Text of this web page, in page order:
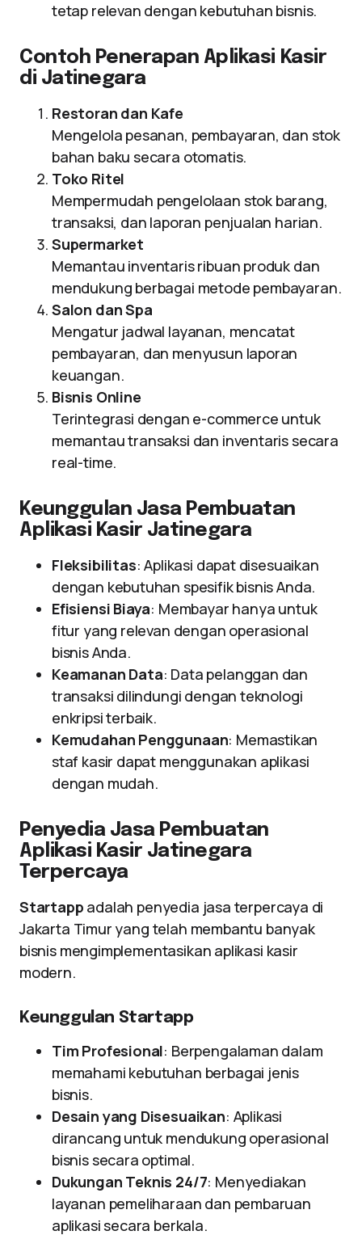
tetap relevan dengan kebutuhan bisnis.
Contoh Penerapan Aplikasi Kasir
di Jatinegara
Restoran dan Kafe
Mengelola pesanan, pembayaran, dan stok
bahan baku secara otomatis.
Toko Ritel
Mempermudah pengelolaan stok barang,
transaksi, dan laporan penjualan harian.
Supermarket
Memantau inventaris ribuan produk dan
mendukung berbagai metode pembayaran.
Salon dan Spa
Mengatur jadwal layanan, mencatat
pembayaran, dan menyusun laporan
keuangan.
Bisnis Online
Terintegrasi dengan e-commerce untuk
memantau transaksi dan inventaris secara
real-time.
Keunggulan Jasa Pembuatan
Aplikasi Kasir Jatinegara
Fleksibilitas: Aplikasi dapat disesuaikan
dengan kebutuhan spesifik bisnis Anda.
Efisiensi Biaya: Membayar hanya untuk
fitur yang relevan dengan operasional
bisnis Anda.
Keamanan Data: Data pelanggan dan
transaksi dilindungi dengan teknologi
enkripsi terbaik.
Kemudahan Penggunaan: Memastikan
staf kasir dapat menggunakan aplikasi
dengan mudah.
Penyedia Jasa Pembuatan
Aplikasi Kasir Jatinegara
Terpercaya
Startapp adalah penyedia jasa terpercaya di
Jakarta Timur yang telah membantu banyak
bisnis mengimplementasikan aplikasi kasir
modern.
Keunggulan Startapp
Tim Profesional: Berpengalaman dalam
memahami kebutuhan berbagai jenis
bisnis.
Desain yang Disesuaikan: Aplikasi
dirancang untuk mendukung operasional
bisnis secara optimal.
Dukungan Teknis 24/7: Menyediakan
layanan pemeliharaan dan pembaruan
aplikasi secara berkala.